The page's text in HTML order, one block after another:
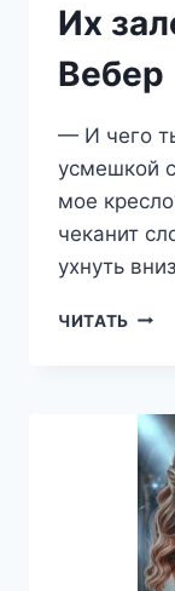
Их
Вебер
— И чего
усмешкой
мое
чеканит
ухнуть
ЧИТАТЬ ИХ